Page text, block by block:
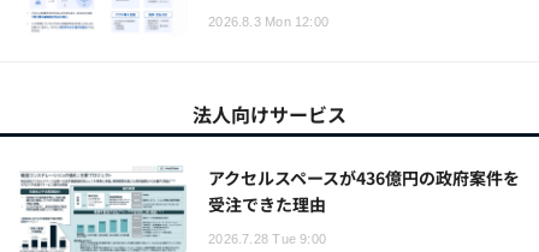
2026.8.3 Mon 12:00
法人向けサービス
アクセルスペースが436億円の政府案件を
受注できた理由
2026.7.28 Tue 9:00